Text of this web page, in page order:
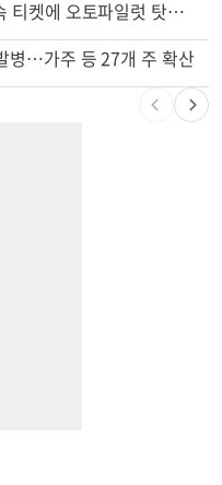
배…메디케어 사기 유죄
“내가 운전한 게 아니다”…과속 티켓에 오토파일럿 탓한 운전자
병…가주 등 27개 주 확산